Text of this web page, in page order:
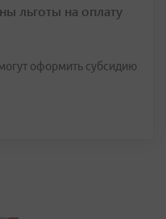
льготы на оплату
оформить субсидию